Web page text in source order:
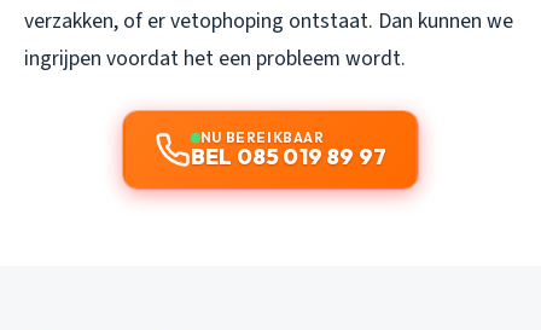
verzakken, of er vetophoping ontstaat. Dan kunnen we
ingrijpen voordat het een probleem wordt.
NU BEREIKBAAR
BEL 085 019 89 97